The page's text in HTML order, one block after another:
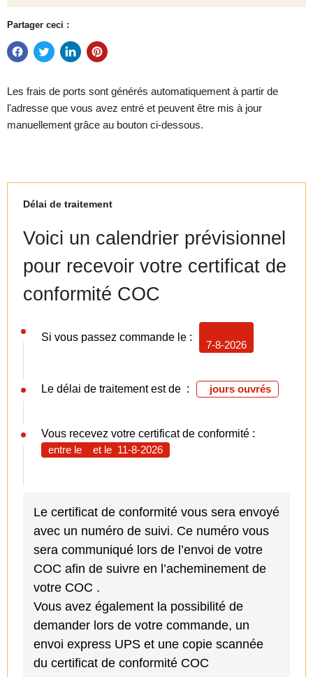
Partager ceci :
Les frais de ports sont générés automatiquement à partir de
l'adresse que vous avez entré et peuvent être mis à jour
manuellement grâce au bouton ci-dessous.
Délai de traitement
Voici un calendrier prévisionnel
pour recevoir votre certificat de
conformité COC
Si vous passez commande le :
7-8-2026
Le délai de traitement est de : jours ouvrés
Vous recevez votre certificat de conformité :
entre le
et le 11-8-2026
Le certificat de conformité vous sera envoyé
avec un numéro de suivi. Ce numéro vous
sera communiqué lors de l’envoi de votre
COC afin de suivre en l’acheminement de
votre COC .
Vous avez également la possibilité de
demander lors de votre commande, un
envoi express UPS et une copie scannée
du certificat de conformité COC